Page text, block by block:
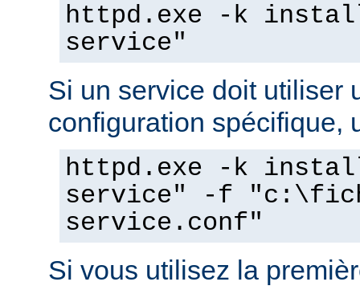
httpd.exe -k
service"
Si un service doit utiliser
configuration spécifique,
httpd.exe -k
service" -f
service.conf"
Si vous utilisez la